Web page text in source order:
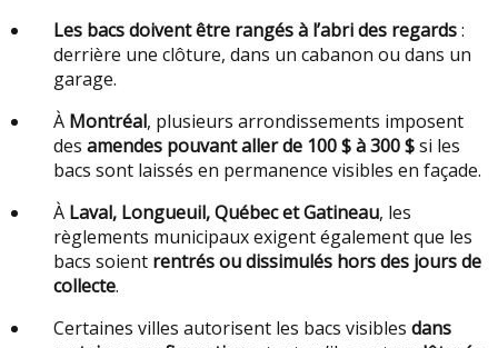
Les bacs doivent être rangés à l’abri des regards:
derrière une clôture, dans un cabanon ou dans un
garage.
À Montréal, plusieurs arrondissements imposent
des amendes pouvant aller de 100 $ à 300 $si les
bacs sont laissés en permanence visibles en façade.
À Laval, Longueuil, Québec et Gatineau, les
règlements municipaux exigent également que les
bacs soient rentrés ou dissimulés hors des jours de
collecte.
Certaines villes autorisent les bacs visibles dans